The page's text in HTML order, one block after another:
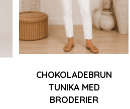
CHOKOLADEBRUN
TUNIKA MED
BRODERIER